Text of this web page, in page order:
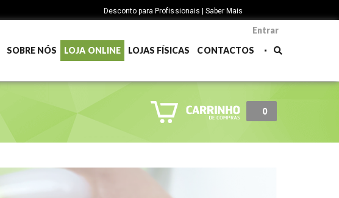
Desconto para Profissionais | Saber Mais
Entrar
SOBRE NÓS LOJA ONLINE LOJAS FÍSICAS CONTACTOS
0